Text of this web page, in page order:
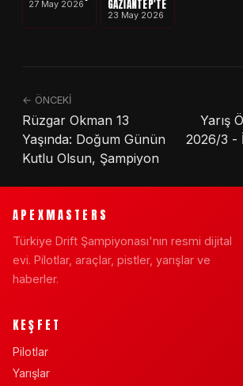
27 May 2026 GAZIANTEP'TE
23 May 2026
← ÖNCEKİ
Rüzgar Okman 13
Yaşında: Doğum Günün
Kutlu Olsun, Şampiyon
Yarış
2026/3 -
APEXMASTERS
Türkiye Drift Şampiyonası'nın resmi dijital
evi. Pilotlar, araçlar, pistler, yarışlar ve
haberler.
KEŞFET
Pilotlar
Yarışlar